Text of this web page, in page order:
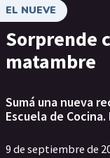
EL NUEVE
Sorprende
matambre
Sumá una nueva
Escuela de
9 de septiembre de